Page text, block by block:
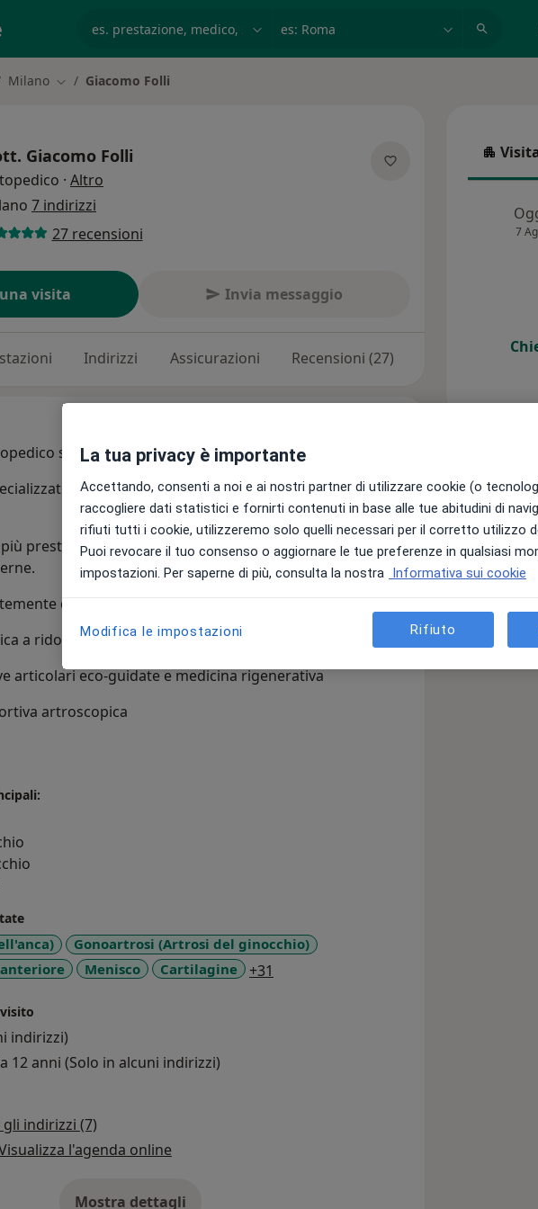
Milano Cambia città
Giacomo Folli
Giacomo Folli
· Altro
7 indirizzi
27 recensioni
visita Invia messaggio
Indirizzi Assicurazioni Recensioni (27)
specializzato in Anca e Ginocchio.
presso l'Università degli Studi di Milano con il
prestigiose equipe di Milano da cui ho appreso le
di:
a ridotta invasività ed alta personalizzazione
articolari eco-guidate e medicina rigenerativa
artroscopica
Gonoartrosi (Artrosi del ginocchio)
Menisco Cartilagine +31
indirizzi)
12 anni (Solo in alcuni indirizzi)
gli indirizzi (7)
l'agenda online
Mostra dettagli
Visita
7
La tua privacy è importante
Accettando, consenti a noi e ai nostri partner di utilizzare cookie (o
raccogliere dati statistici e fornirti contenuti in base alle tue abitudini di
rifiuti tutti i cookie, utilizzeremo solo quelli necessari per il corretto utilizzo
Puoi revocare il tuo consenso o aggiornare le tue preferenze in qualsiasi
impostazioni. Per saperne di più, consulta la nostra Informativa sui cookie
Modifica le impostazioni Rifiuto